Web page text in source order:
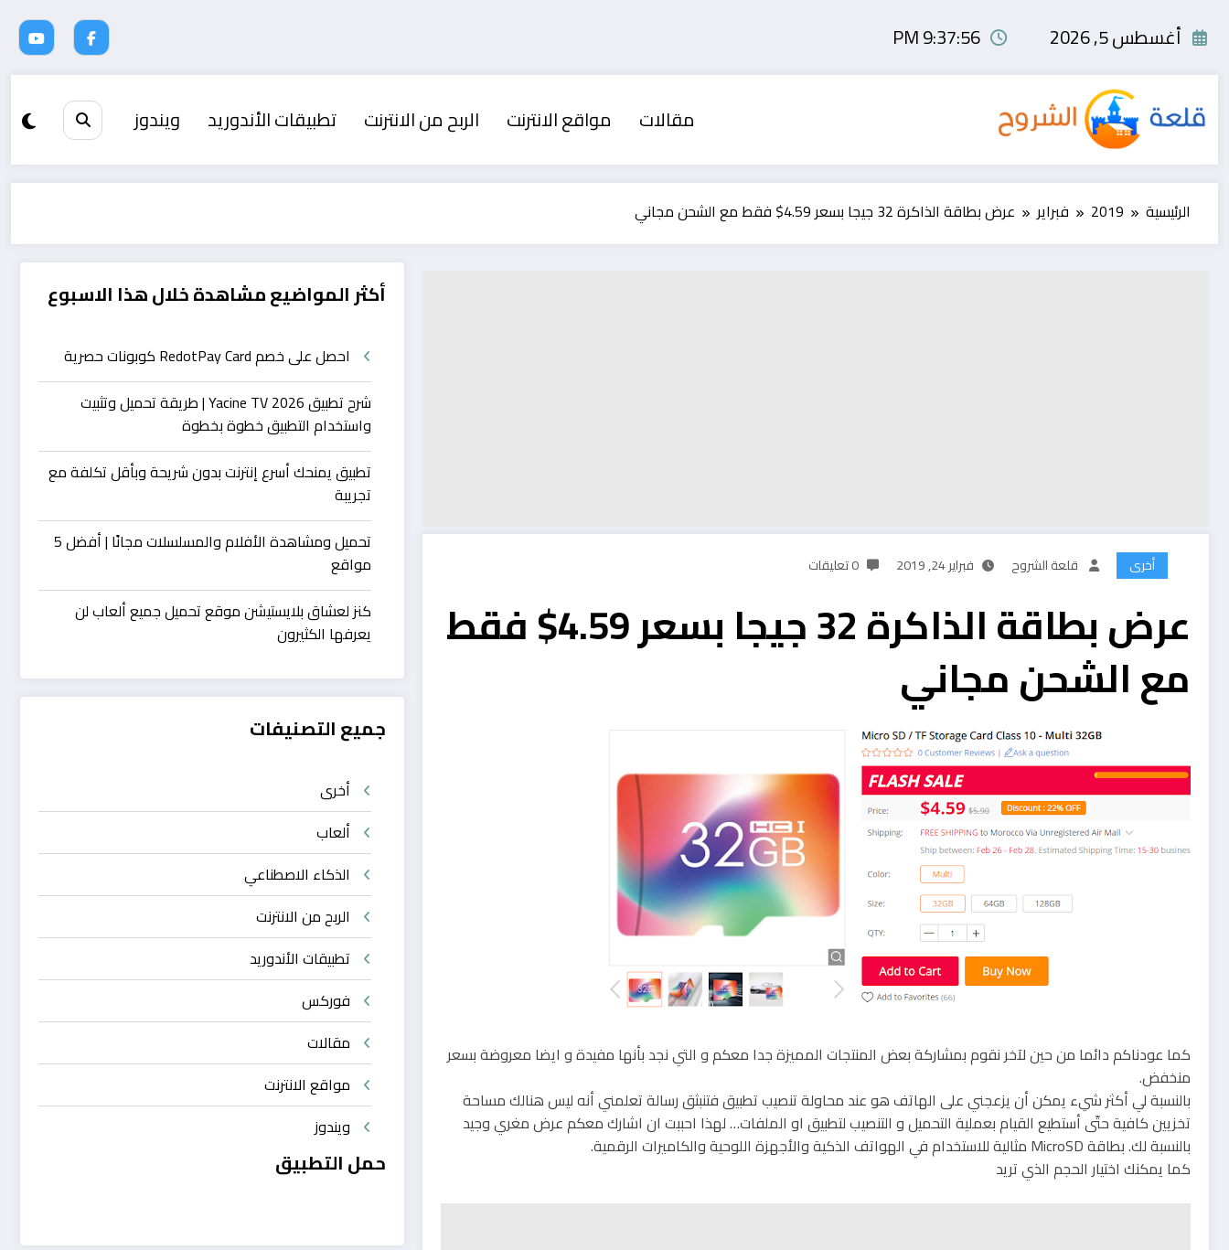
أغسطس 5, 2026 9:37:57 PM
مقالات مواقع الانترنت الربح من الانترنت تطبيقات الأندوريد ويندوز
الرئيسية 2019 فبراير عرض بطاقة الذاكرة 32 جيجا بسعر 4.59$ فقط مع الشحن مجاني
أخرى قلعة الشروح فبراير 24, 2019 0 تعليقات
عرض بطاقة الذاكرة 32 جيجا بسعر 4.59$ فقط
مع الشحن مجاني
كما عودناكم دائما من حين لآخر نقوم بمشاركة بعض المنتجات المميزة جدا معكم و التي نجد بأنها مفيدة و ايضا معروضة بسعر
منخفض.
بالنسبة لي أكثر شيء يمكن أن يزعجني على الهاتف هو عند محاولة تنصيب تطبيق فتنبثق رسالة تعلمني أنه ليس هنالك مساحة
تخزيين كافية حتّى أستطيع القيام بعملية التحميل و التنصيب لتطبيق او الملفات… لهذا احببت ان اشارك معكم عرض مغري وجيد
بالنسبة لك. بطاقة MicroSD مثالية للاستخدام في الهواتف الذكية والأجهزة اللوحية والكاميرات الرقمية.
كما يمكنك اختيار الحجم الذي تريد
أكثر المواضيع مشاهدة خلال هذا الاسبوع
احصل على خصم RedotPay Card كوبونات حصرية
شرح تطبيق Yacine TV 2026 | طريقة تحميل وتثبيت
واستخدام التطبيق خطوة بخطوة
تطبيق يمنحك أسرع إنترنت بدون شريحة وبأقل تكلفة مع
تجريبة
تحميل ومشاهدة الأفلام والمسلسلات مجانًا | أفضل 5
مواقع
كنز لعشاق بلايستيشن موقع تحميل جميع ألعاب لن
يعرفها الكثيرون
جميع التصنيفات
أخرى
ألعاب
الذكاء الاصطناعي
الربح من الانترنت
تطبيقات الأندوريد
فوركس
مقالات
مواقع الانترنت
ويندوز
حمل التطبيق